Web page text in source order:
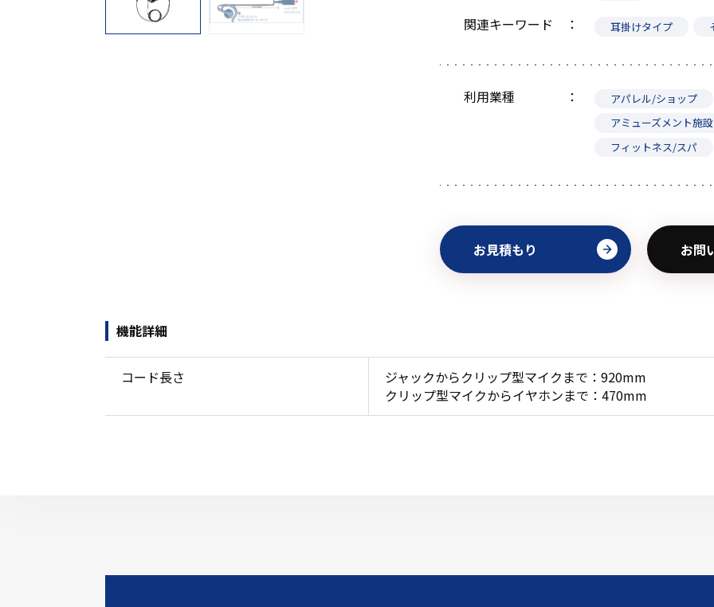
機能から探す
販売商品から探す
関連キーワード 耳掛けタイプ
利用業種
アパレル/ショップ
アミューズメント施設
フィットネス/スパ
お見積もり お問
機能詳細
コード長さ
ジャックからクリップ型マイクまで：920mm
クリップ型マイクからイヤホンまで：470mm